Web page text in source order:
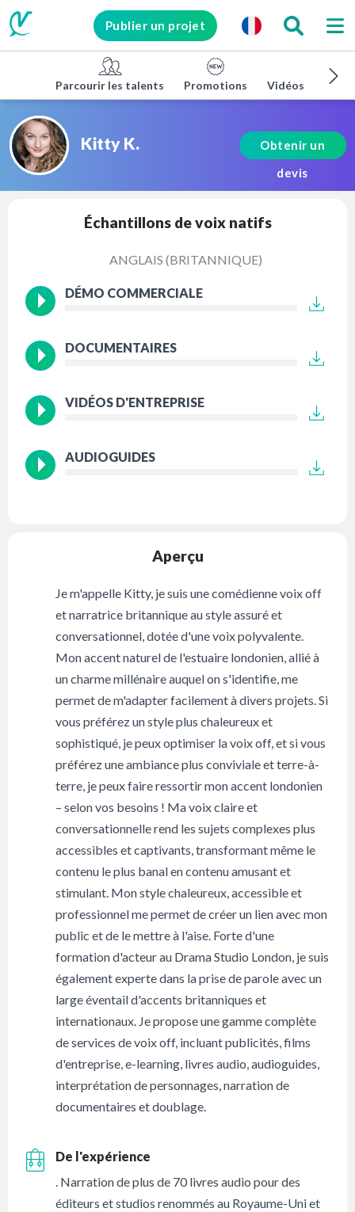
Publier un projet
Parcourir les talents Promotions Vidéos
Kitty K.
Obtenir un
devis
Échantillons de voix natifs
ANGLAIS (BRITANNIQUE)
DÉMO COMMERCIALE
DOCUMENTAIRES
VIDÉOS D'ENTREPRISE
AUDIOGUIDES
Aperçu
Je m'appelle Kitty, je suis une comédienne voix off
et narratrice britannique au style assuré et
conversationnel, dotée d'une voix polyvalente.
Mon accent naturel de l'estuaire londonien, allié à
un charme millénaire auquel on s'identifie, me
permet de m'adapter facilement à divers projets. Si
vous préférez un style plus chaleureux et
sophistiqué, je peux optimiser la voix off, et si vous
préférez une ambiance plus conviviale et terre-à-
terre, je peux faire ressortir mon accent londonien
– selon vos besoins ! Ma voix claire et
conversationnelle rend les sujets complexes plus
accessibles et captivants, transformant même le
contenu le plus banal en contenu amusant et
stimulant. Mon style chaleureux, accessible et
professionnel me permet de créer un lien avec mon
public et de le mettre à l'aise. Forte d'une
formation d'acteur au Drama Studio London, je suis
également experte dans la prise de parole avec un
large éventail d'accents britanniques et
internationaux. Je propose une gamme complète
de services de voix off, incluant publicités, films
d'entreprise, e-learning, livres audio, audioguides,
interprétation de personnages, narration de
documentaires et doublage.
De l'expérience
. Narration de plus de 70 livres audio pour des
éditeurs et studios renommés au Royaume-Uni et